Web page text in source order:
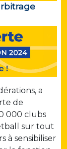
a
de
000 clubs
sur tout
à sensibiliser